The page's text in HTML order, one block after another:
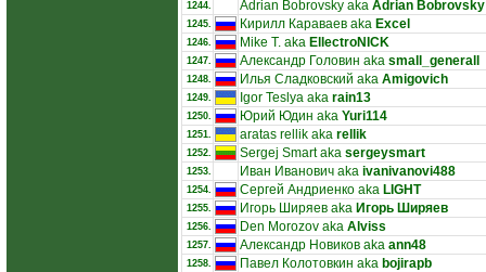
1244. Adrian Bobrovsky aka Adrian Bobrovsky
1245. Кирилл Караваев aka Excel
1246. Mike T. aka EllectroNICK
1247. Александр Головин aka small_generall
1248. Илья Сладковский aka Amigovich
1249. Igor Teslya aka rain13
1250. Юрий Юдин aka Yuri114
1251. aratas rellik aka rellik
1252. Sergej Smart aka sergeysmart
1253. Иван Иванович aka ivanivanovi488
1254. Сергей Андриенко aka LIGHT
1255. Игорь Ширяев aka Игорь Ширяев
1256. Den Morozov aka Alviss
1257. Александр Новиков aka ann48
1258. Павел Колотовкин aka bojirapb